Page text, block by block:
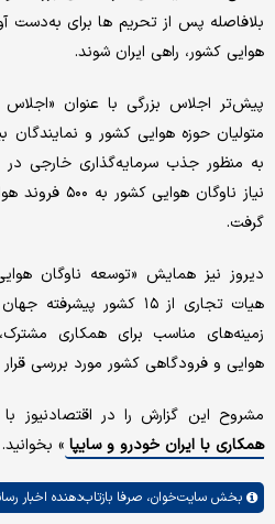
بلافاصله پس از تحریم ها برای به‌دست
هوایی کشور، راهی ایران شوند.
به منظور جذب سرمایه‌گذاری خارجی در
نیاز ناوگان
گرفت.
دیروز نیز همایش «توسعه ناوگان
هیات تجاری از ۱۵ کشور
زمینه‌های مناسب برای همکاری
هوایی و فرودگاهی کشور مورد بررسی قرار
مشروح این گزارش را در اقتصادنیوز با
همکاری با ایران خودرو و سایپا » بخوانید.
بخش سایت‌خوان، صرفا بازتاب‌دهنده اخبار